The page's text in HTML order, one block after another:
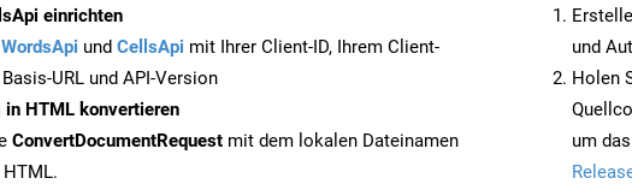
einrichten
WordsApi und CellsApi mit Ihrer Client-ID, Ihrem Client-
URL und API-Version
in HTML konvertieren
ConvertDocumentRequest mit dem lokalen Dateinamen
und
Holen
um